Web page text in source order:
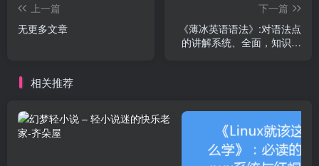
上一篇
无更多文章
下一篇
《薄冰英语语法》:对语法点
的讲解系统、全面，知识体
相关推荐